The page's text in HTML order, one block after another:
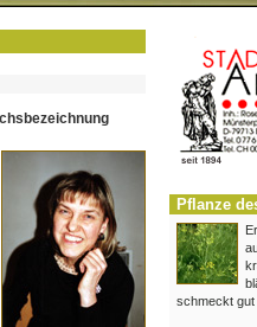
Pflanze
schmeckt gut